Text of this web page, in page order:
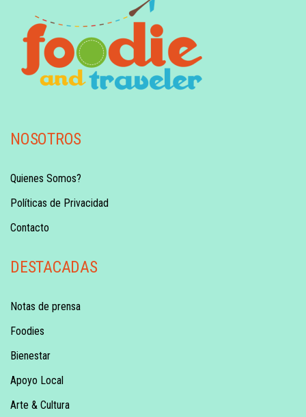
NOSOTROS
Quienes Somos?
Políticas de Privacidad
Contacto
DESTACADAS
Notas de prensa
Foodies
Bienestar
Apoyo Local
Arte & Cultura